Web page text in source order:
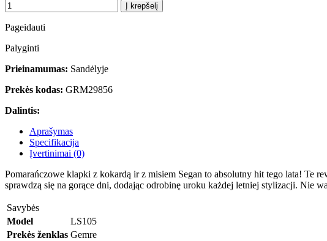
Į krepšelį
Pageidauti
Palyginti
Prieinamumas: Sandėlyje
Prekės kodas: GRM29856
Dalintis:
Aprašymas
Specifikacija
Įvertinimai (0)
Pomarańczowe klapki z kokardą ir z misiem Segan to absolutny hit tego lata! Te
sprawdzą się na gorące dni, dodając odrobinę uroku każdej letniej stylizacji. Nie
Savybės
Model
LS105
Prekės ženklas Gemre